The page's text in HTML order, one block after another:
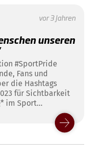
vor 3 Jahren
unseren
#SportPride
Fans und
die Hashtags
für Sichtbarkeit
im Sport
März 2021 gibt es
bei ihren
können, dass